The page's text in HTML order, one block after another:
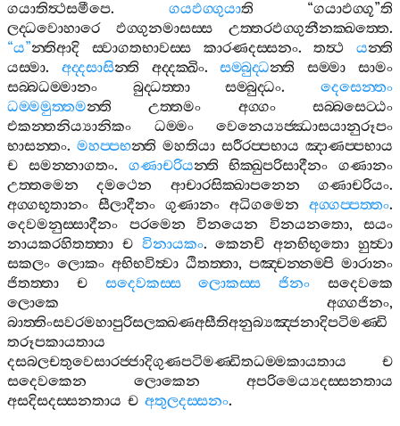
ගයාතිත්‍ථසමීපෙ. ගයඵග‍්ගුයාති “ගයාඵග‍්ගූ”ති
ලද‍්ධවොහාරෙ
ඵග‍්ගුනමාසස‍්ස උත‍්තරඵග‍්ගුනීනක‍්ඛත‍්තෙ.
“ය”න‍්තිආදි ස‍්වාගතභාවස‍්ස කාරණදස‍්සනං.තත්‍ථ යන‍්ති
යස‍්මා. අද‍්දසාසින‍්ති අද‍්දක‍්ඛිං.සම‍්බුද‍්ධන‍්ති සම‍්මා
සාමං
සබ‍්බධම‍්මානං
බුද‍්ධත‍්තා සම‍්බුද‍්ධං.දෙසෙන‍්තං
ධම‍්මමුත‍්තමන‍්ති උත‍්තමං අග‍්ගං
සබ‍්බසෙට‍්ඨං
එකන‍්තනිය්‍යානිකං
ධම‍්මං
වෙනෙය්‍යජ‍්ඣාසයානුරූපං
භාසන‍්තං. මහප‍්පභන‍්ති මහතියා සරීරප‍්පභාය ඤාණප‍්පභාය
ච
සමන‍්නාගතං. ගණාචරියන‍්ති භික‍්ඛුපරිසාදීනං
ගණානං
උත‍්තමෙන
දමථෙන ආචාරසික‍්ඛාපනෙන ගණාචරියං.
අග‍්ගභූතානං සීලාදීනං ගුණානං අධිගමෙන අග‍්ගප‍්පත‍්තං.
දෙවමනුස‍්සාදීනං
පරමෙන විනයෙන විනයනතො, සයං
නායකරහිතත‍්තා ච විනායකං.කෙනචි අනභිභූතො හුත්‍වා
සකලං ලොකං අභිභවිත්‍වා ඨිතත‍්තා, පඤ‍්චන‍්නම‍්පි මාරානං
ජිතත‍්තා
ච සදෙවකස‍්ස ලොකස‍්ස ජිනං
සදෙවකෙ
ලොකෙ
අග‍්ගජිනං,
බාත‍්තිංසවරමහාපුරිසලක‍්ඛණඅසීතිඅනුබ්‍යඤ‍්ජනාදිපටිමණ‍්ඩි
තරූපකායතාය
දසබලචතුවෙසාරජ‍්ජාදිගුණපටිමණ‍්ඩිතධම‍්මකායතාය
ච
සදෙවකෙන
ලොකෙන
අපරිමෙය්‍යදස‍්සනතාය
අසදිසදස‍්සනතාය ච අතුලදස‍්සනං.